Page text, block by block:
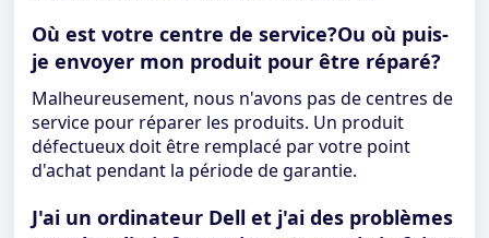
Où est votre centre de service?Ou où puis-
je envoyer mon produit pour être réparé?
Malheureusement, nous n'avons pas de centres de
service pour réparer les produits. Un produit
défectueux doit être remplacé par votre point
d'achat pendant la période de garantie.
J'ai un ordinateur Dell et j'ai des problèmes